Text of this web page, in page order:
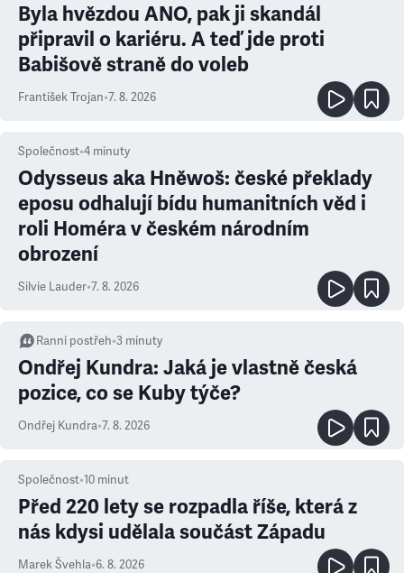
Byla hvězdou ANO, pak ji skandál
připravil o kariéru. A teď jde proti
Babišově straně do voleb
František Trojan•7. 8. 2026
Společnost•4 minuty
Odysseus aka Hněwoš: české překlady
eposu odhalují bídu humanitních věd i
roli Homéra v českém národním
obrození
Silvie Lauder•7. 8. 2026
Ranní postřeh•3 minuty
Ondřej Kundra: Jaká je vlastně česká
pozice, co se Kuby týče?
Ondřej Kundra•7. 8. 2026
Společnost•10 minut
Před 220 lety se rozpadla říše, která z
nás kdysi udělala součást Západu
Marek Švehla•6. 8. 2026